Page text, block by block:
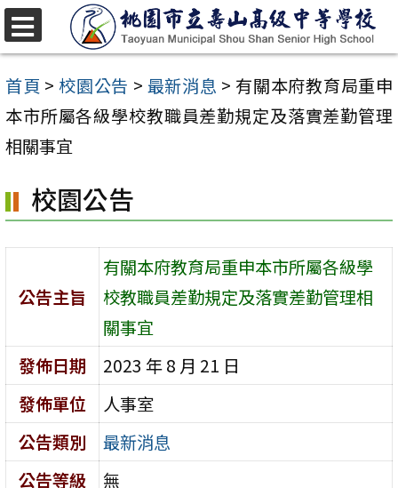
跳
至
主
要
內
區
首頁 > 校園公告 > 最新消息 > 有關本府教育局重申
本市所屬各級學校教職員差勤規定及落實差勤管理
相關事宜
校園公告
公告主旨
有關本府教育局重申本市所屬各級學
校教職員差勤規定及落實差勤管理相
關事宜
發佈日期
2023 年 8 月 21 日
發佈單位
人事室
公告類別
最新消息
公告等級
無
選
單